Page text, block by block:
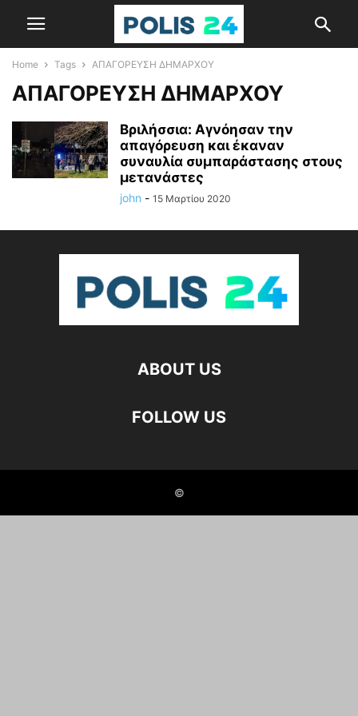
Home Tags ΑΠΑΓΟΡΕΥΣΗ ΔΗΜΑΡΧΟΥ
ΑΠΑΓΟΡΕΥΣΗ ΔΗΜΑΡΧΟΥ
Βριλήσσια: Αγνόησαν την
απαγόρευση και έκαναν
συναυλία συμπαράστασης στους
μετανάστες
john - 15 Μαρτίου 2020
ABOUT US
FOLLOW US
©